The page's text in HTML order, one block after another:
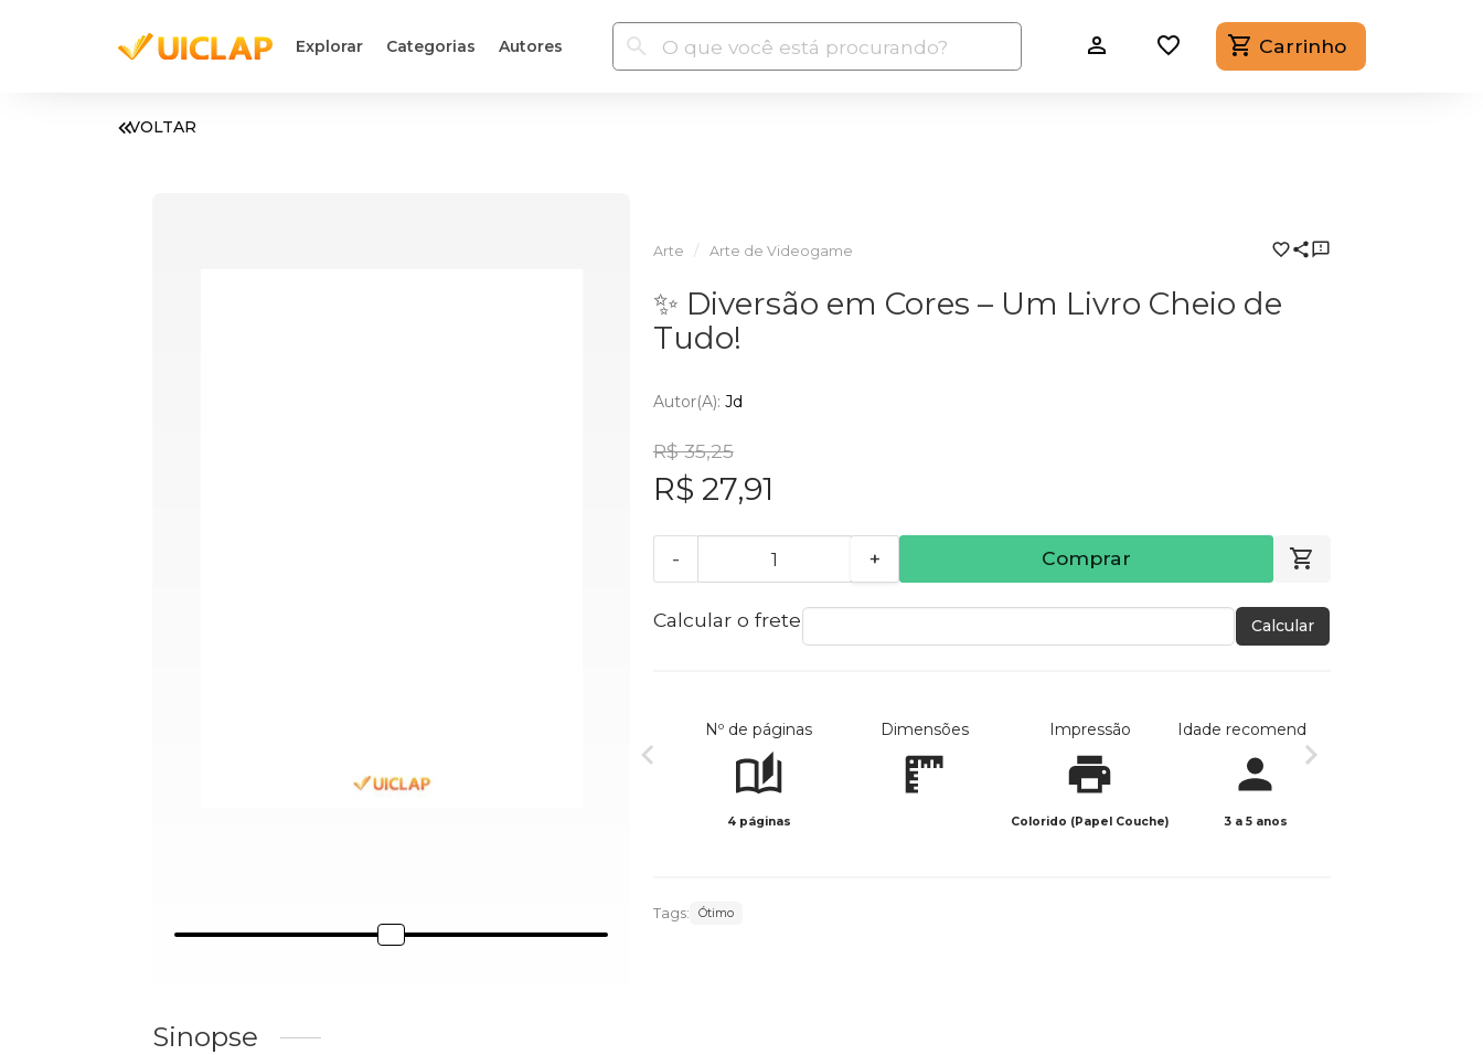
Explorar Categorias Autores Carrinho
VOLTAR
Arte Arte de Videogame
✨ Diversão em Cores – Um Livro Cheio de
Tudo!
Autor(a): Jd
R$ 35,25
R$ 27,91
- + Comprar
Calcular o frete Calcular
Nº de páginas
4 páginas
Dimensões Impressão
Colorido (Papel Couche)
Idade recomendada
3 a 5 anos
Tags: Ótimo
Sinopse